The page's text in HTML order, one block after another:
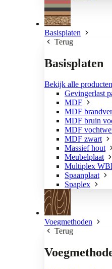
Basisplaten
Terug
Basisplaten
Bekijk alle
Gevingerlast
MDF
MDF
MDF bruin
MDF
MDF zwart
Massief hout
Meubelplaat
Multiplex
Spaanplaat
Spaplex
Voegmethoden
Terug